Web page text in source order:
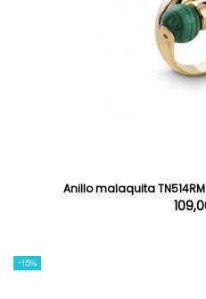
Anillo malaquita
-15%